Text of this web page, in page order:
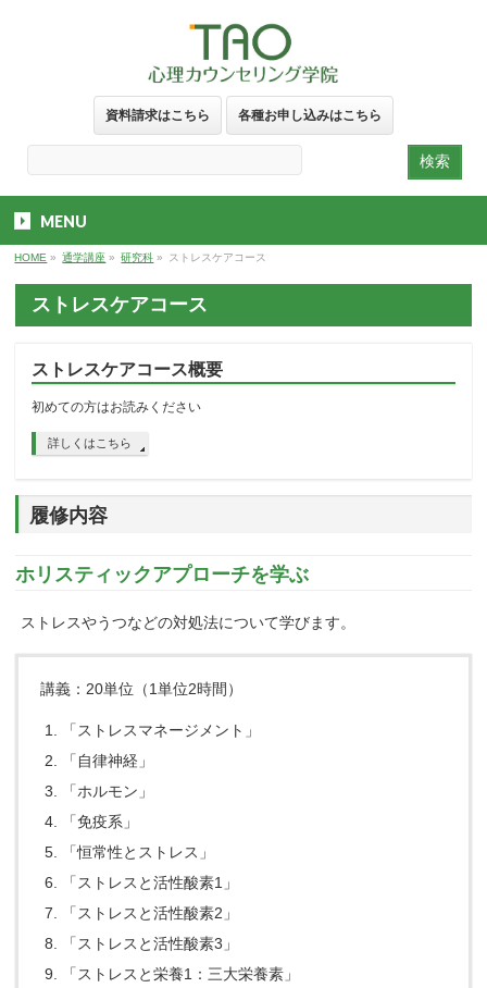
資料請求はこちら 各種お申し込みはこちら
MENU
HOME » 通学講座 » 研究科 » ストレスケアコース
ストレスケアコース
ストレスケアコース概要
初めての方はお読みください
詳しくはこちら
履修内容
ホリスティックアプローチを学ぶ
ストレスやうつなどの対処法について学びます。
講義：20単位（1単位2時間）
「ストレスマネージメント」
「自律神経」
「ホルモン」
「免疫系」
「恒常性とストレス」
「ストレスと活性酸素1」
「ストレスと活性酸素2」
「ストレスと活性酸素3」
「ストレスと栄養1：三大栄養素」